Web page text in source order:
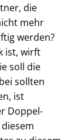
die
mehr
werden?
ist, wirft
soll die
sollten
ist
Doppel-